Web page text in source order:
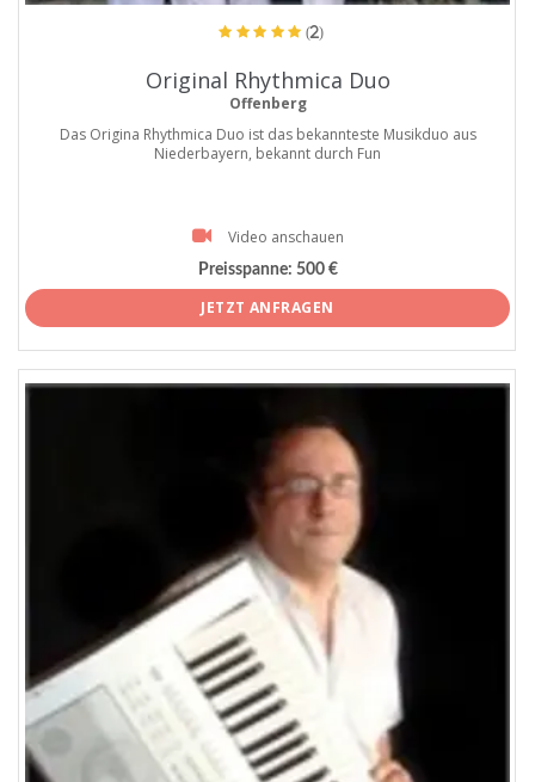
(2)
Original Rhythmica Duo
Offenberg
Das Origina Rhythmica Duo ist das bekannteste Musikduo aus
Niederbayern, bekannt durch Fun
Video anschauen
Preisspanne: 500 €
JETZT ANFRAGEN